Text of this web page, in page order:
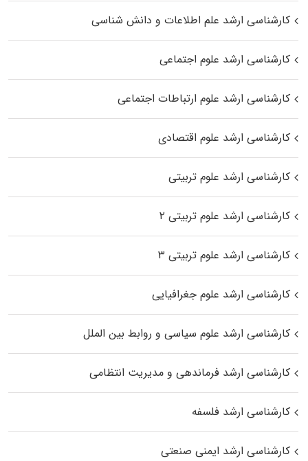
کارشناسی ارشد علم اطلاعات و دانش شناسی
کارشناسی ارشد علوم اجتماعی
کارشناسی ارشد علوم ارتباطات اجتماعی
کارشناسی ارشد علوم اقتصادی
کارشناسی ارشد علوم تربیتی
کارشناسی ارشد علوم تربیتی ۲
کارشناسی ارشد علوم تربیتی ۳
کارشناسی ارشد علوم جغرافیایی
کارشناسی ارشد علوم سیاسی و روابط بین الملل
کارشناسی ارشد فرماندهی و مدیریت انتظامی
کارشناسی ارشد فلسفه
کارشناسی ارشد ایمنی صنعتی